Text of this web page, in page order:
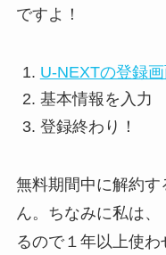
ですよ！
U-NEXTの登録
基本情報を入力
登録終わり！
無料期間中に解約
ん。ちなみに私は
るので１年以上使